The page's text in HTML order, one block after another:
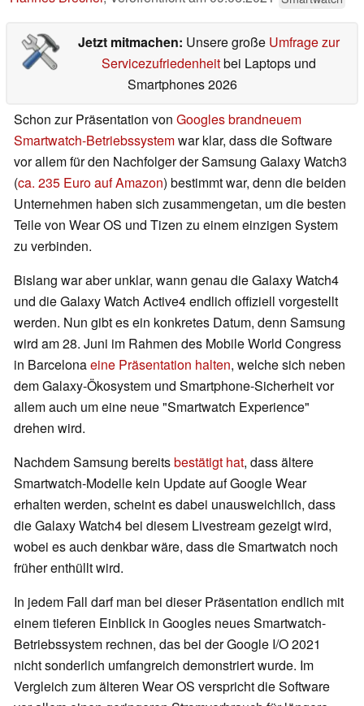
Jetzt mitmachen: Unsere große Umfrage zur
Servicezufriedenheitbei Laptops und
Smartphones 2026
Schon zur Präsentation von Googles brandneuem
Smartwatch-Betriebssystemwar klar, dass die Software
vor allem für den Nachfolger der Samsung Galaxy Watch3
(ca. 235 Euro auf Amazon) bestimmt war, denn die beiden
Unternehmen haben sich zusammengetan, um die besten
Teile von Wear OS und Tizen zu einem einzigen System
zu verbinden.
Bislang war aber unklar, wann genau die Galaxy Watch4
und die Galaxy Watch Active4 endlich offiziell vorgestellt
werden. Nun gibt es ein konkretes Datum, denn Samsung
wird am 28. Juni im Rahmen des Mobile World Congress
in Barcelonaeine Präsentation halten, welche sich neben
dem Galaxy-Ökosystem und Smartphone-Sicherheit vor
allem auch um eine neue "Smartwatch Experience"
drehen wird.
Nachdem Samsung bereitsbestätigt hat, dass ältere
Smartwatch-Modelle kein Update auf Google Wear
erhalten werden, scheint es dabei unausweichlich, dass
die Galaxy Watch4 bei diesem Livestream gezeigt wird,
wobei es auch denkbar wäre, dass die Smartwatch noch
früher enthüllt wird.
In jedem Fall darf man bei dieser Präsentation endlich mit
einem tieferen Einblick in Googles neues Smartwatch-
Betriebssystem rechnen, das bei der Google I/O 2021
nicht sonderlich umfangreich demonstriert wurde. Im
Vergleich zum älteren Wear OS verspricht die Software